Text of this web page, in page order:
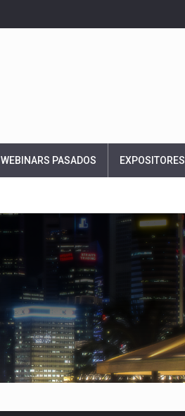
WEBINARS PASADOS EXPOSITORES